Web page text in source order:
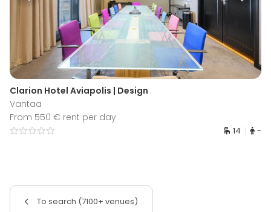
Clarion Hotel Aviapolis | Design
Vantaa
From 550 € rent per day
14 -
To search (7100+ venues)